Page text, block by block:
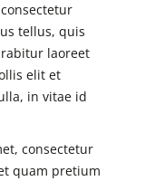
tellus, quis
laoreet
elit et
in vitae id
consectetur
quam pretium